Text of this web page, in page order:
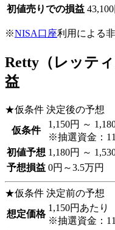
初値売りでの損益 43,100
※NISA口座利用による
Retty（レッテ
益
★仮条件 決定後の予想
仮条件
1,150円 ～
※抽選資金：
初値予想 1,180円 ～
予想損益 0円～3.5万円
★仮条件 決定前の予想
想定価格
1,150円あたり
※抽選資金：